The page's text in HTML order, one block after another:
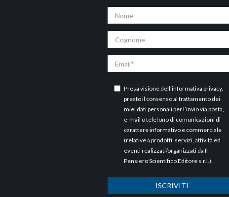
Presa visione dell’informativa privacy,
presto il consenso al trattamento dei
miei dati personali per l’invio via posta,
e-mail o telefono di comunicazioni di
carattere informativo e commerciale
(relative a prodotti, servizi, attività ed
eventi realizzati/organizzati da Il
Pensiero Scientifico Editore s.r.l.).
ISCRIVITI